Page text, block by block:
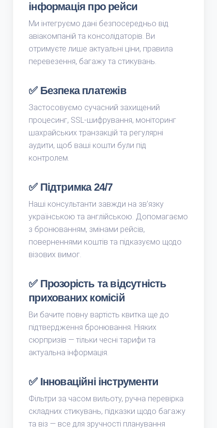
інформація про рейси
Ми інтегруємо дані безпосередньо від
авіакомпаній та консолідаторів. Ви
отримуєте лише актуальні ціни, правила
перевезення, багажу та стикувань.
✅ Безпека платежів
Застосовуємо сучасний захищений
процесинг, SSL‑шифрування, моніторинг
шахрайських транзакцій та регулярні
аудити, щоб ваші кошти були під
контролем.
✅ Підтримка 24/7
Наші консультанти завжди на зв’язку
українською та англійською. Допомагаємо
з бронюванням, змінами рейсів,
поверненнями коштів та підказуємо щодо
візових вимог.
✅ Прозорість та відсутність
прихованих комісій
Ви бачите повну вартість квитка ще до
підтвердження бронювання. Ніяких
сюрпризів — тільки чесні тарифи та
актуальна інформація.
✅ Інноваційні інструменти
Фільтри за часом вильоту, ручна перевірка
складних стикувань, підказки щодо багажу
та віз — все для зручності планування